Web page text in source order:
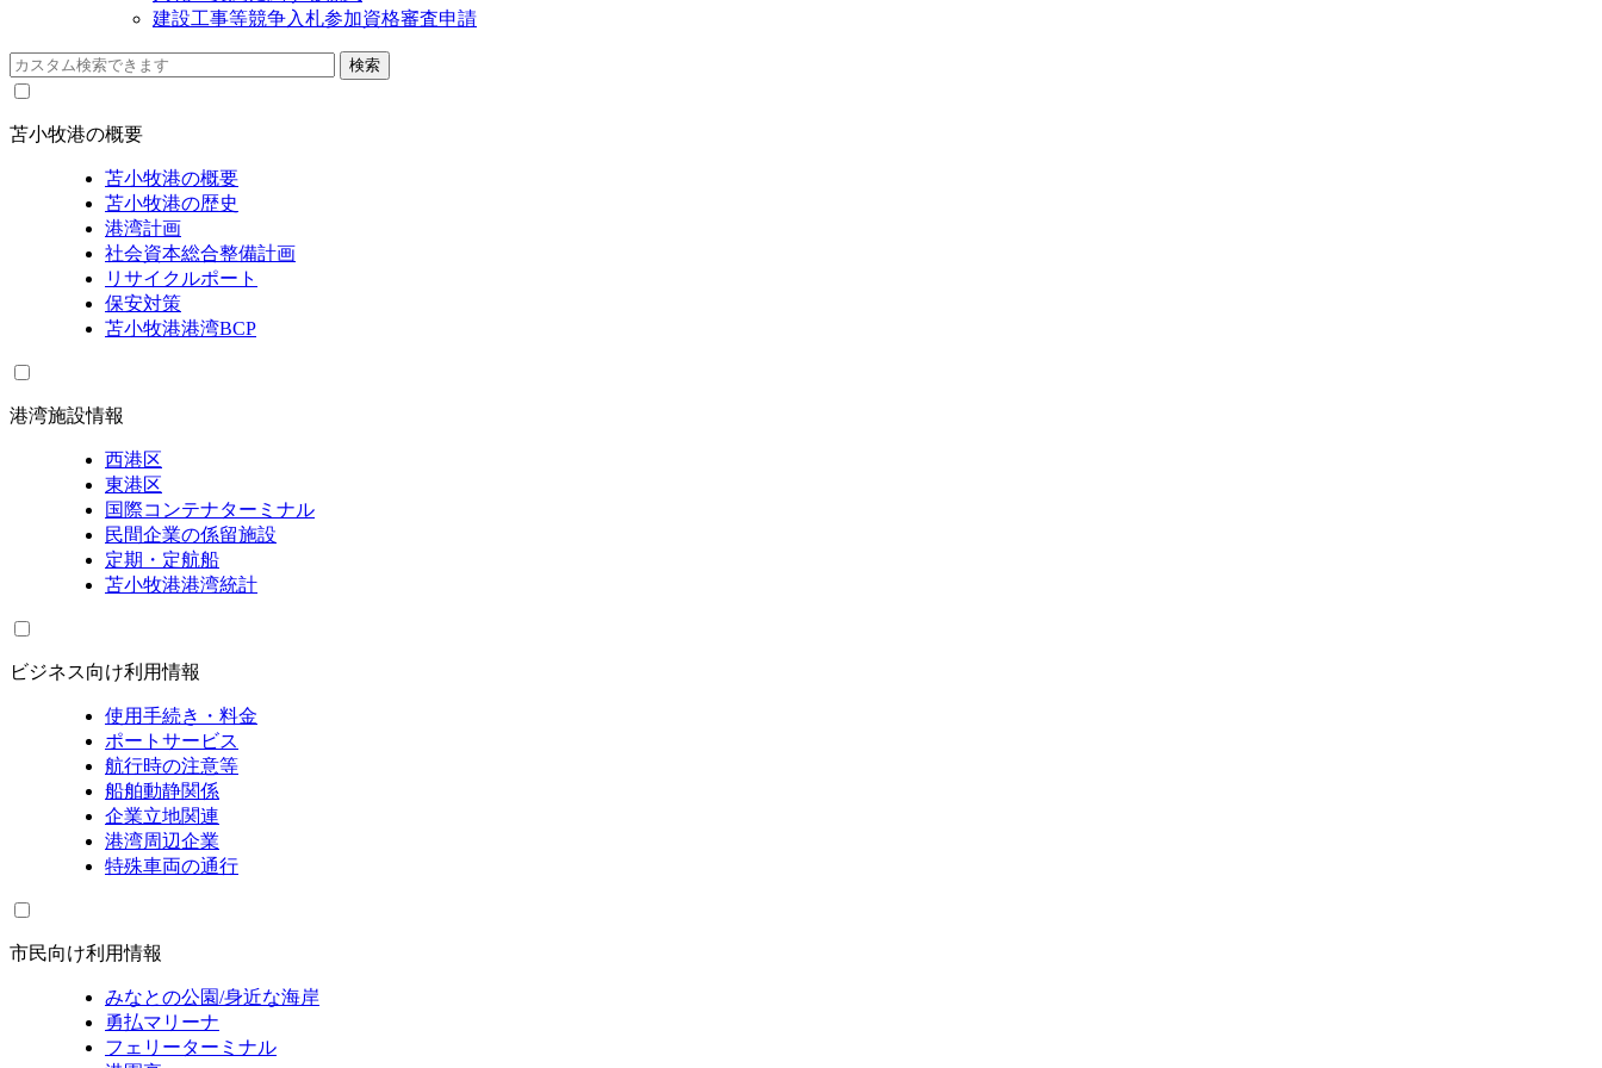
建設工事等競争入札参加資格審査申請
苫小牧港の概要
苫小牧港の概要
苫小牧港の歴史
港湾計画
社会資本総合整備計画
リサイクルポート
保安対策
苫小牧港港湾BCP
港湾施設情報
西港区
東港区
国際コンテナターミナル
民間企業の係留施設
定期・定航船
苫小牧港港湾統計
ビジネス向け利用情報
使用手続き・料金
ポートサービス
航行時の注意等
船舶動静関係
企業立地関連
港湾周辺企業
特殊車両の通行
市民向け利用情報
みなとの公園/身近な海岸
勇払マリーナ
フェリーターミナル